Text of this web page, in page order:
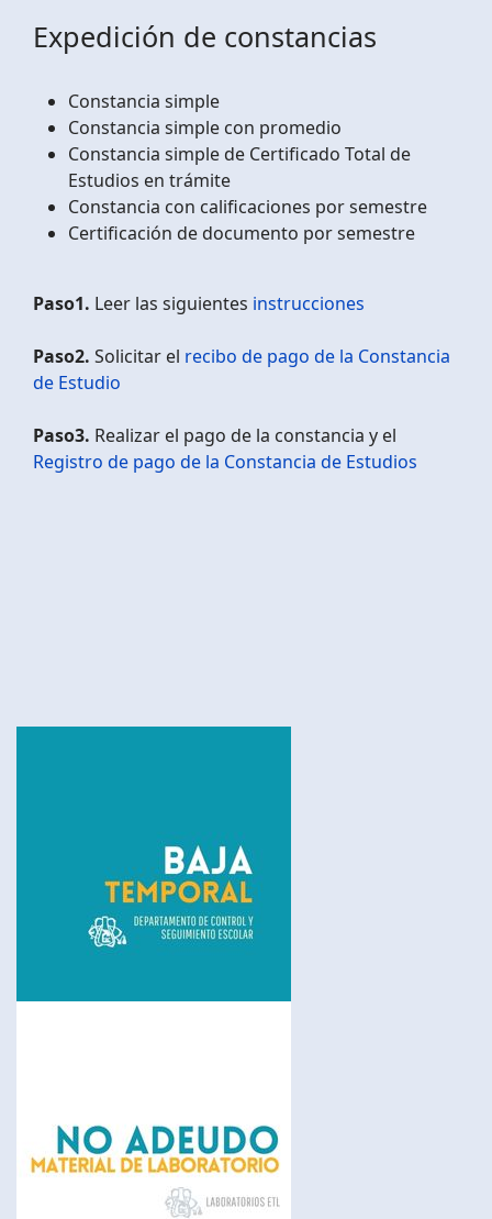
Expedición de constancias
Constancia simple
Constancia simple con promedio
Constancia simple de Certificado Total de
Estudios en trámite
Constancia con calificaciones por semestre
Certificación de documento por semestre
Paso1. Leer las siguientes instrucciones
Paso2. Solicitar el recibo de pago de la Constancia
de Estudio
Paso3. Realizar el pago de la constancia y el
Registro de pago de la Constancia de Estudios